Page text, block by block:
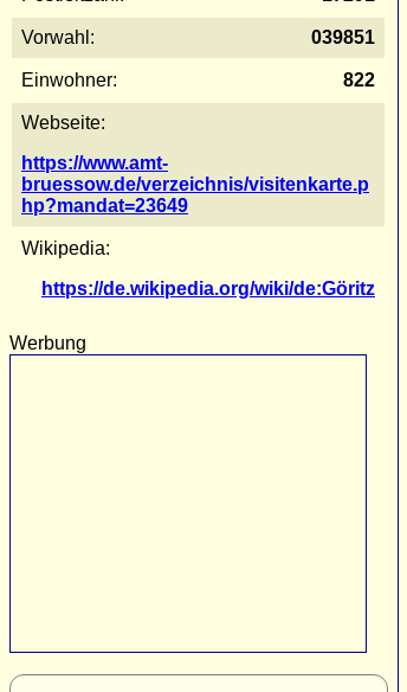
Vorwahl: 039851
Einwohner: 822
Webseite:
https://www.amt-
bruessow.de/verzeichnis/visitenkarte.p
hp?mandat=23649
Wikipedia:
https://de.wikipedia.org/wiki/de:Göritz
Werbung